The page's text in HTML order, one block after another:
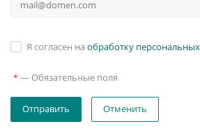
Я согласен на обработку
* — Обязательные поля
Отменить